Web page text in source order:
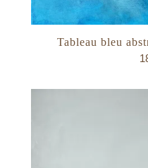
Tableau bleu